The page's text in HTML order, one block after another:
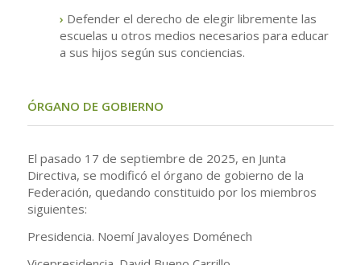
› Defender el derecho de elegir libremente las
escuelas u otros medios necesarios para educar
a sus hijos según sus conciencias.
ÓRGANO DE GOBIERNO
El pasado 17 de septiembre de 2025, en Junta
Directiva, se modificó el órgano de gobierno de la
Federación, quedando constituido por los miembros
siguientes:
Presidencia. Noemí Javaloyes Doménech